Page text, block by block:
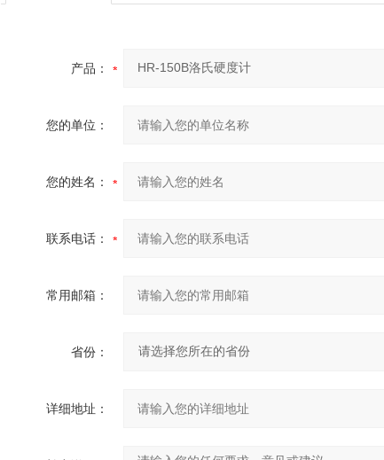
产品：
您的单位：
您的姓名：
联系电话：
常用邮箱：
省份：
详细地址：